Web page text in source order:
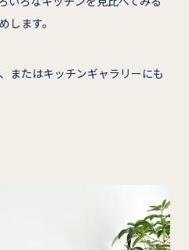
します。
またはキッチンギャラリーにも